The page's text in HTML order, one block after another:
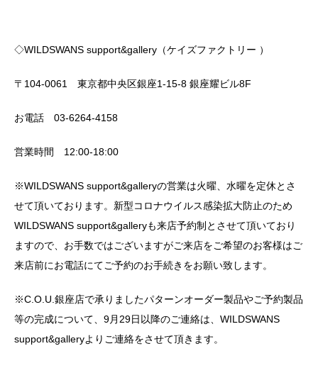
◇WILDSWANS support&gallery（ケイズファクトリー ）
〒104-0061 東京都中央区銀座1-15-8 銀座耀ビル8F
お電話 03-6264-4158
営業時間 12:00-18:00
※WILDSWANS support&galleryの営業は火曜、水曜を定休とさ
せて頂いております。新型コロナウイルス感染拡大防止のため
WILDSWANS support&galleryも来店予約制とさせて頂いており
ますので、お手数ではございますがご来店をご希望のお客様はご
来店前にお電話にてご予約のお手続きをお願い致します。
※C.O.U.銀座店で承りましたパターンオーダー製品やご予約製品
等の完成について、9月29日以降のご連絡は、WILDSWANS
support&galleryよりご連絡をさせて頂きます。